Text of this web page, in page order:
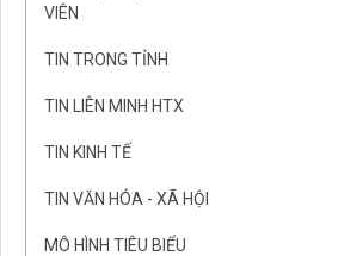
VIÊN
TIN TRONG TỈNH
TIN LIÊN MINH HTX
TIN KINH TẾ
TIN VĂN HÓA - XÃ HỘI
MÔ HÌNH TIÊU BIỂU